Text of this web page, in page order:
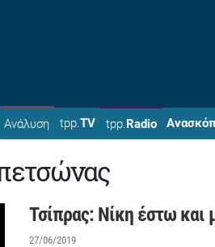
Ανάλυση tpp.TV tpp.Radio
Τσίπρας: Νίκη έστω και
27/06/2019